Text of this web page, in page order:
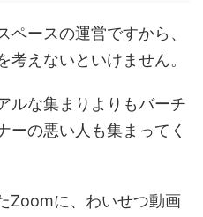
ースの運営ですから、
えないといけません。
ルな集まりよりもバーチ
ーの悪い人も集まってく
Zoomに、わいせつ動画